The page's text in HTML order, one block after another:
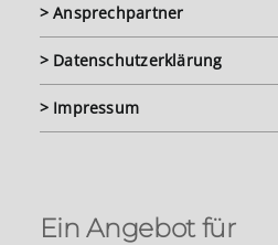
> Ansprechpartner
> Datenschutzerklärung
> Impressum
Ein Angebot für